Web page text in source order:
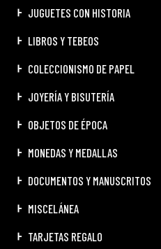
JUGUETES CON HISTORIA
LIBROS Y TEBEOS
COLECCIONISMO DE PAPEL
JOYERÍA Y BISUTERÍA
OBJETOS DE ÉPOCA
MONEDAS Y MEDALLAS
DOCUMENTOS Y MANUSCRITOS
MISCELÁNEA
TARJETAS REGALO